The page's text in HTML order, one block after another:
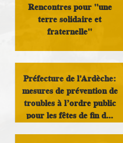
Rencontres pour "une
terre solidaire et
fraternelle"
Préfecture de l'Ardèche:
mesures de prévention de
troubles à l’ordre public
pour les fêtes de fin d...